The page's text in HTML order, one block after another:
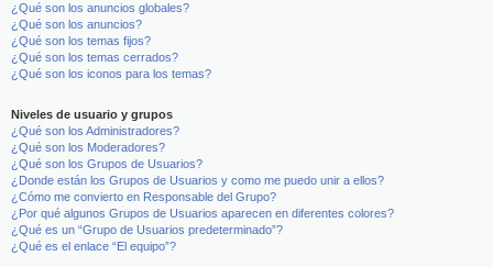
¿Qué son los anuncios globales?
¿Qué son los anuncios?
¿Qué son los temas fijos?
¿Qué son los temas cerrados?
¿Qué son los iconos para los temas?
Niveles de usuario y grupos
¿Qué son los Administradores?
¿Qué son los Moderadores?
¿Qué son los Grupos de Usuarios?
¿Donde están los Grupos de Usuarios y como me puedo unir a ellos?
¿Cómo me convierto en Responsable del Grupo?
¿Por qué algunos Grupos de Usuarios aparecen en diferentes colores?
¿Qué es un “Grupo de Usuarios predeterminado”?
¿Qué es el enlace “El equipo”?